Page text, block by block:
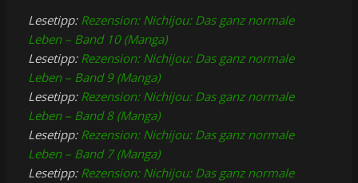
Lesetipp: Rezension: Nichijou: Das ganz normale
Leben – Band 10 (Manga)
Lesetipp: Rezension: Nichijou: Das ganz normale
Leben – Band 9 (Manga)
Lesetipp: Rezension: Nichijou: Das ganz normale
Leben – Band 8 (Manga)
Lesetipp: Rezension: Nichijou: Das ganz normale
Leben – Band 7 (Manga)
Lesetipp: Rezension: Nichijou: Das ganz normale